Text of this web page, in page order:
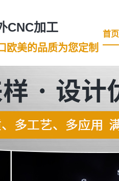
CNC加工
欧美的品质为您定制
首页